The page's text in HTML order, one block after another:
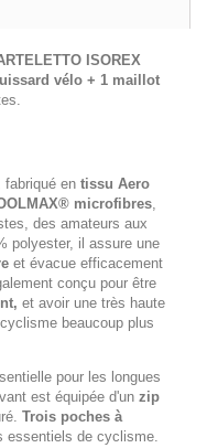
ISOREX
vélo + 1 maillot
fabriqué en tissu Aero
microfibres,
des amateurs aux
polyester, il assure une
et évacue efficacement
conçu pour être
et avoir une très haute
beaucoup plus
pour les longues
est équipée d'un zip
Trois poches à
essentiels de cyclisme.